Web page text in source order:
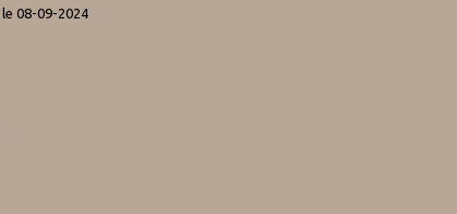
le 08-09-2024